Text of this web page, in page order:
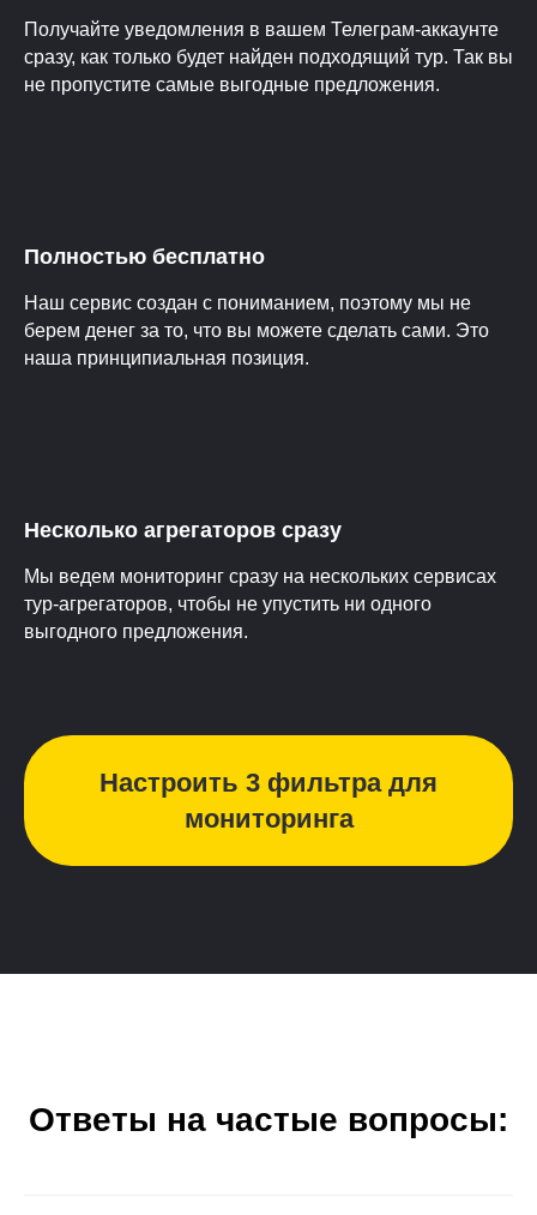
Получайте уведомления в вашем Телеграм-аккаунте
сразу, как только будет найден подходящий тур. Так вы
не пропустите самые выгодные предложения.
Полностью бесплатно
Наш сервис создан с пониманием, поэтому мы не
берем денег за то, что вы можете сделать сами. Это
наша принципиальная позиция.
Несколько агрегаторов сразу
Мы ведем мониторинг сразу на нескольких сервисах
тур-агрегаторов, чтобы не упустить ни одного
выгодного предложения.
Настроить 3 фильтра для
мониторинга
Ответы на частые вопросы: